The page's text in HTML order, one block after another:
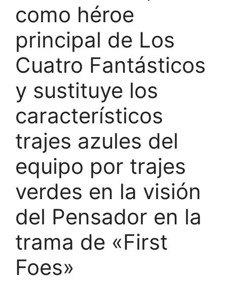
como héroe
principal de Los
Cuatro Fantásticos
y sustituye los
característicos
trajes azules del
equipo por trajes
verdes en la visión
del Pensador en la
trama de «First
Foes»